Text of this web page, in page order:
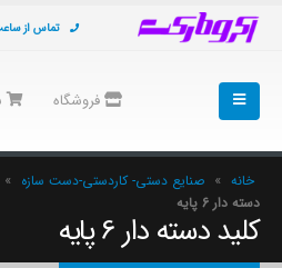
تماس از ساعت 13 تا 18 - 021-
فروشگاه
خانه » صنایع دستی- کاردستی-دست سازه »
دسته دار 6 پایه
کلید دسته دار 6 پایه